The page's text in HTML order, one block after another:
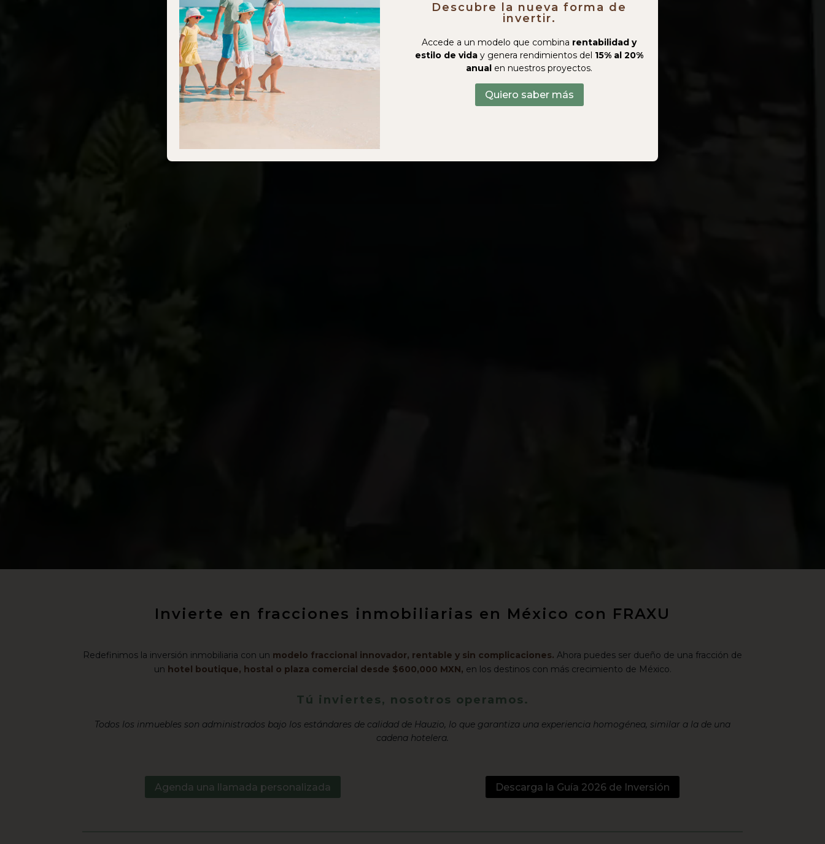
Invierte en fracciones inmobiliarias en México con FRAXU
Redefinimos la inversión inmobiliaria con un modelo fraccional innovador, rentable y sin complicaciones. Ahora puedes ser dueño de una fracción de
un hotel boutique, hostal o plaza comercial desde $600,000 MXN, en los destinos con más crecimiento de México.
Tú inviertes, nosotros operamos.
Todos los inmuebles son administrados bajo los estándares de calidad de Hauzio, lo que garantiza una experiencia homogénea, similar a la de una
cadena hotelera.
Agenda una llamada personalizada Descarga la Guía 2026 de Inversión
Descubre la nueva forma de
invertir.
Accede a un modelo que combina rentabilidad y
estilo de vida y genera rendimientos del 15% al 20%
anual en nuestros proyectos.
Quiero saber más